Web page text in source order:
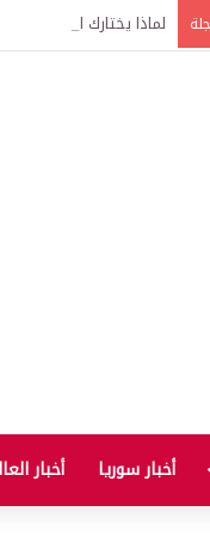
لماذا يختارك البعوض
أخبار سوريا أخبار